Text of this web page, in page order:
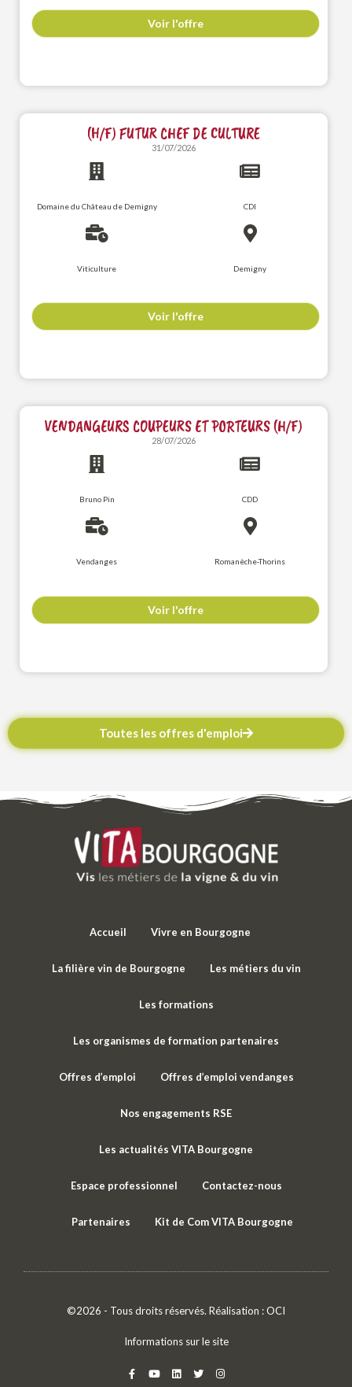
Voir l'offre
(H/F) FUTUR CHEF DE CULTURE
31/07/2026
Domaine du Château de Demigny CDI
Viticulture Demigny
Voir l'offre
VENDANGEURS COUPEURS ET PORTEURS (H/F)
28/07/2026
Bruno Pin CDD
Vendanges Romanèche-Thorins
Voir l'offre
Toutes les offres d'emploi
Accueil Vivre en Bourgogne
La filière vin de Bourgogne Les métiers du vin
Les formations
Les organismes de formation partenaires
Offres d’emploi Offres d’emploi vendanges
Nos engagements RSE
Les actualités VITA Bourgogne
Espace professionnel Contactez-nous
Partenaires Kit de Com VITA Bourgogne
©2026 - Tous droits réservés. Réalisation :OCI
Informations sur le site